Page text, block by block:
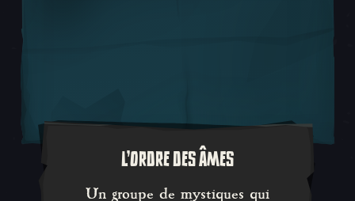
L'ORDRE DES ÂMES
Un groupe de mystiques qui
Un groupe de mystiques qui